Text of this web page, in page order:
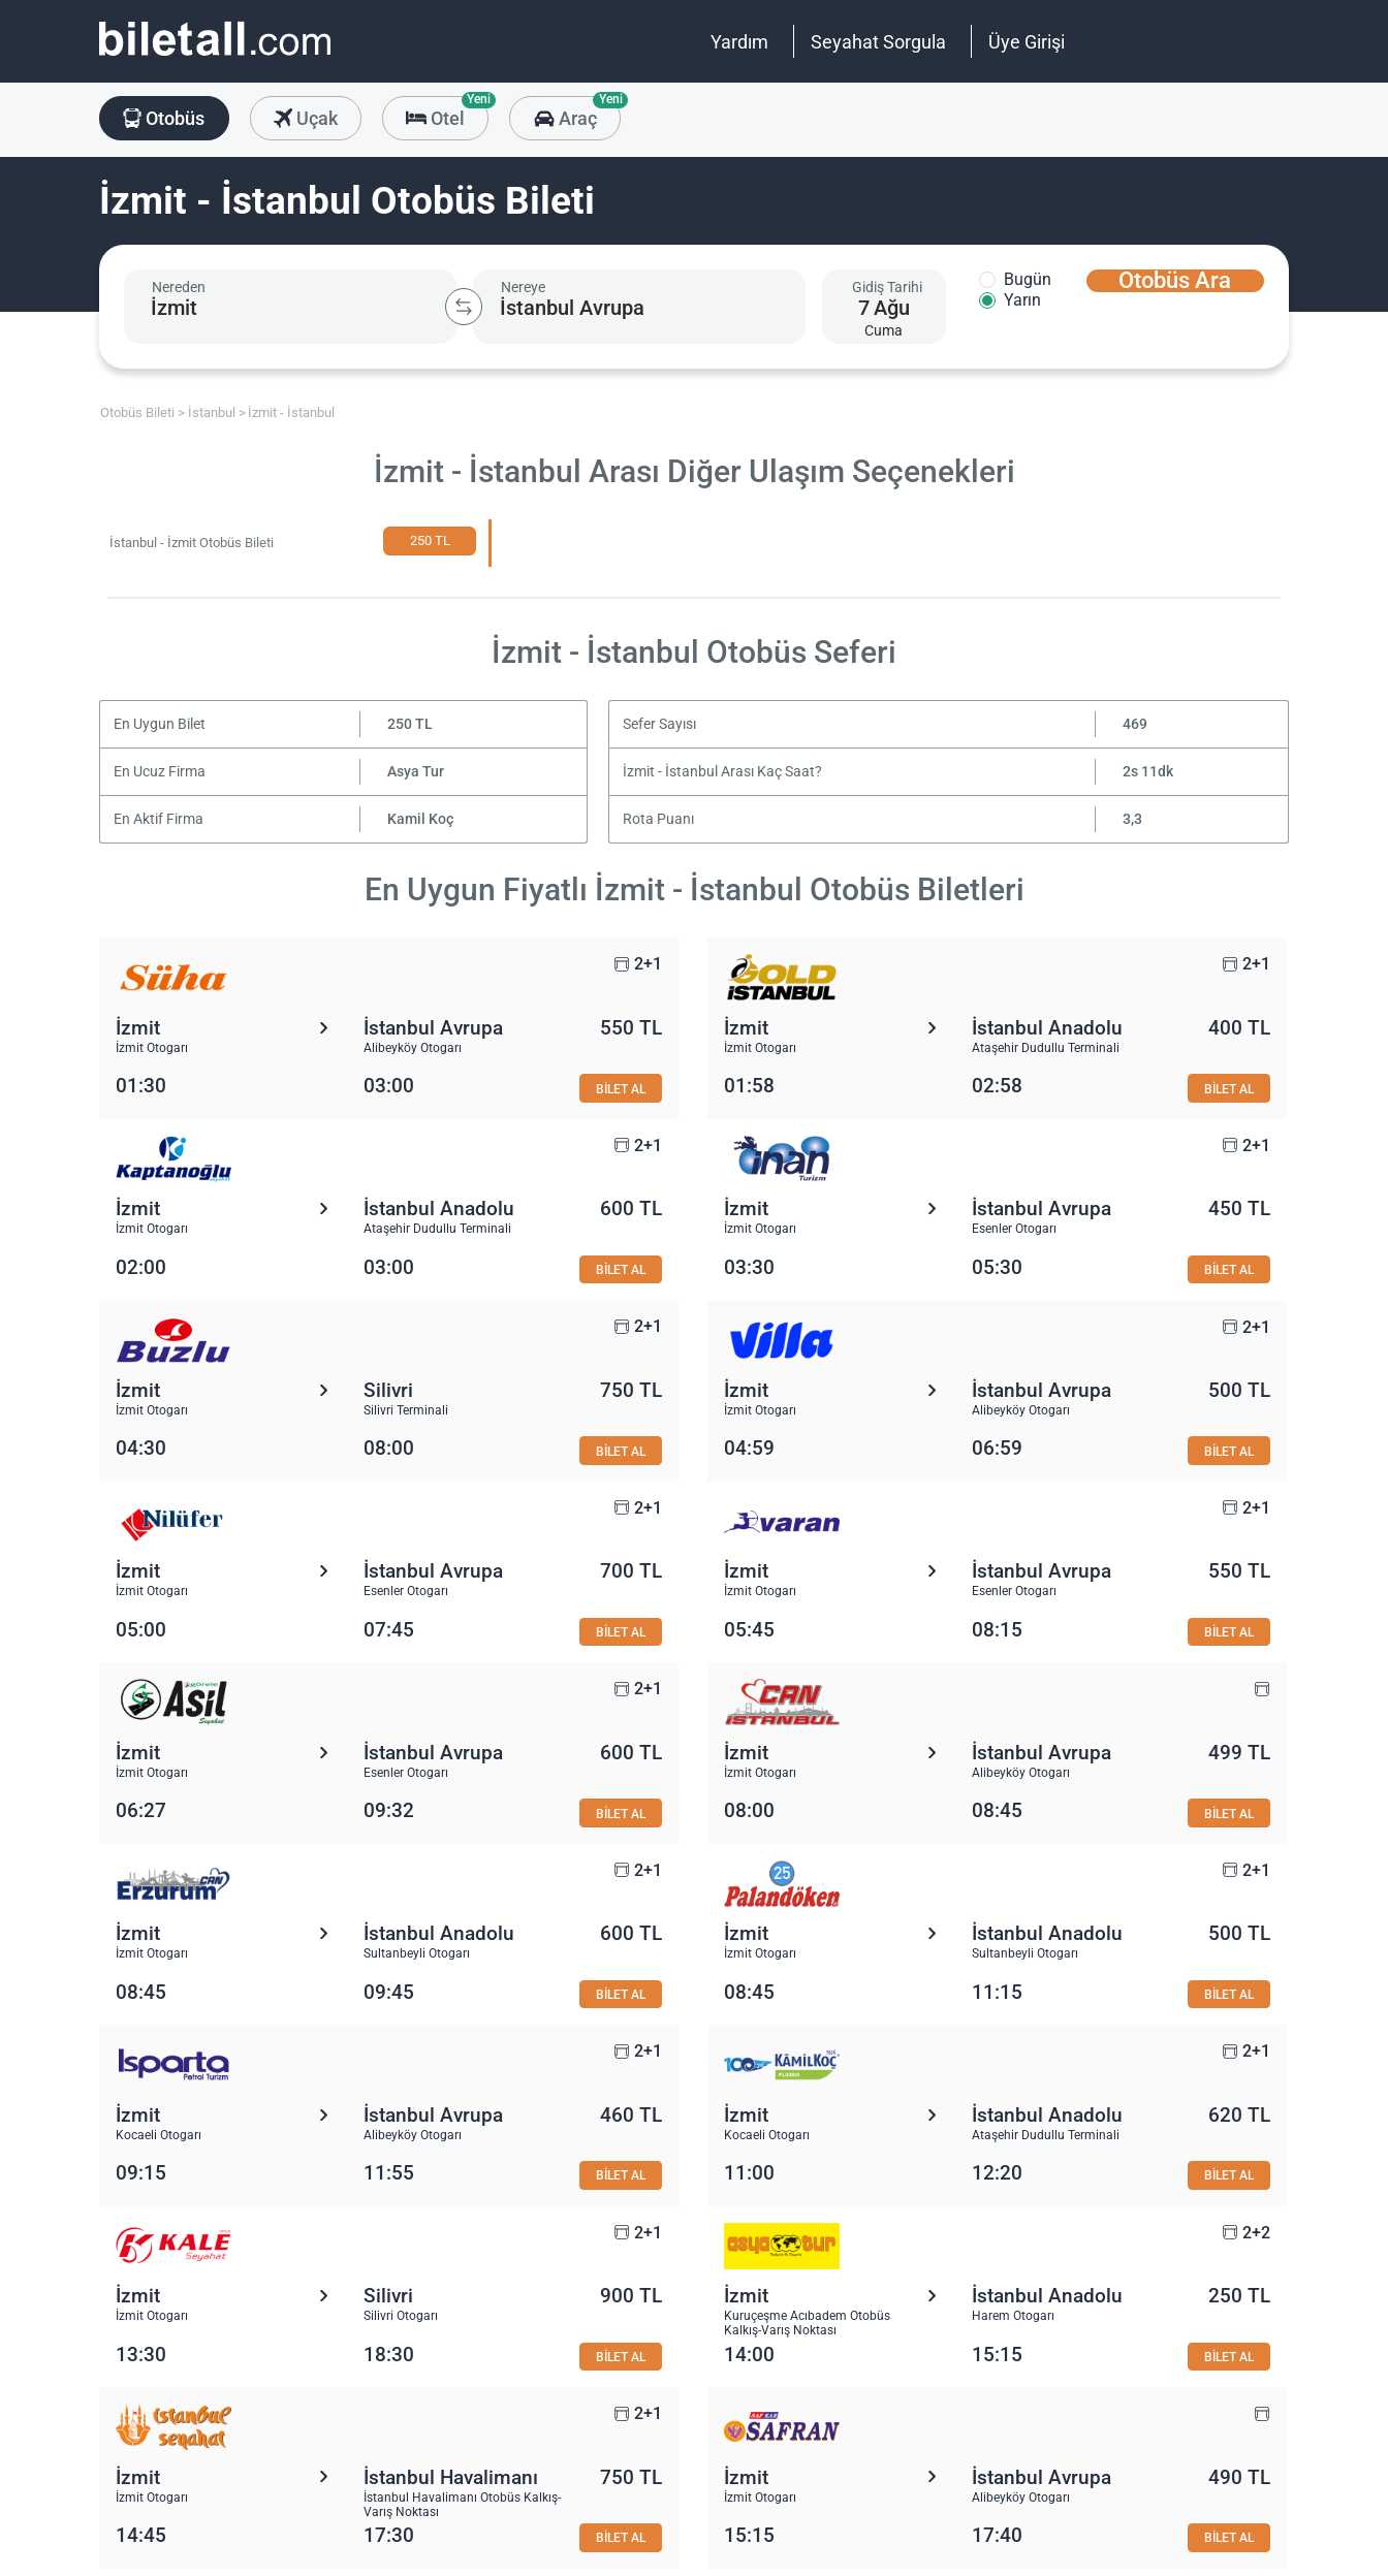
Yardım Seyahat Sorgula Üye Girişi
Otobüs Uçak Otel
Yeni
Araç
Yeni
İzmit - İstanbul Otobüs Bileti
Nereden Nereye Gidiş Tarihi
7Ağu
Cuma
Bugün
Yarın
Otobüs Ara
Otobüs Bileti İstanbul İzmit - İstanbul
İzmit - İstanbul Arası Diğer Ulaşım Seçenekleri
İstanbul - İzmit Otobüs Bileti 250 TL
İzmit - İstanbul Otobüs Seferi
En Uygun Bilet 250 TL Sefer Sayısı 469
En Ucuz Firma Asya Tur İzmit - İstanbul Arası Kaç Saat? 2s 11dk
En Aktif Firma Kamil Koç Rota Puanı 3,3
En Uygun Fiyatlı İzmit - İstanbul Otobüs Biletleri
2+1
İzmit
İzmit Otogarı
İstanbul Avrupa
Alibeyköy Otogarı
550 TL
01:30 03:00 BİLET AL
2+1
İzmit
İzmit Otogarı
İstanbul Anadolu
Ataşehir Dudullu Terminali
400 TL
01:58 02:58 BİLET AL
2+1
İzmit
İzmit Otogarı
İstanbul Anadolu
Ataşehir Dudullu Terminali
600 TL
02:00 03:00 BİLET AL
2+1
İzmit
İzmit Otogarı
İstanbul Avrupa
Esenler Otogarı
450 TL
03:30 05:30 BİLET AL
2+1
İzmit
İzmit Otogarı
Silivri
Silivri Terminali
750 TL
04:30 08:00 BİLET AL
2+1
İzmit
İzmit Otogarı
İstanbul Avrupa
Alibeyköy Otogarı
500 TL
04:59 06:59 BİLET AL
2+1
İzmit
İzmit Otogarı
İstanbul Avrupa
Esenler Otogarı
700 TL
05:00 07:45 BİLET AL
2+1
İzmit
İzmit Otogarı
İstanbul Avrupa
Esenler Otogarı
550 TL
05:45 08:15 BİLET AL
2+1
İzmit
İzmit Otogarı
İstanbul Avrupa
Esenler Otogarı
600 TL
06:27 09:32 BİLET AL
İzmit
İzmit Otogarı
İstanbul Avrupa
Alibeyköy Otogarı
499 TL
08:00 08:45 BİLET AL
2+1
İzmit
İzmit Otogarı
İstanbul Anadolu
Sultanbeyli Otogarı
600 TL
08:45 09:45 BİLET AL
2+1
İzmit
İzmit Otogarı
İstanbul Anadolu
Sultanbeyli Otogarı
500 TL
08:45 11:15 BİLET AL
2+1
İzmit
Kocaeli Otogarı
İstanbul Avrupa
Alibeyköy Otogarı
460 TL
09:15 11:55 BİLET AL
2+1
İzmit
Kocaeli Otogarı
İstanbul Anadolu
Ataşehir Dudullu Terminali
620 TL
11:00 12:20 BİLET AL
2+1
İzmit
İzmit Otogarı
Silivri
Silivri Otogarı
900 TL
13:30 18:30 BİLET AL
2+2
İzmit
Kuruçeşme Acıbadem Otobüs
Kalkış-Varış Noktası
İstanbul Anadolu
Harem Otogarı
250 TL
14:00 15:15 BİLET AL
2+1
İzmit
İzmit Otogarı
İstanbul Havalimanı
İstanbul Havalimanı Otobüs Kalkış-
Varış Noktası
750 TL
14:45 17:30 BİLET AL
İzmit
İzmit Otogarı
İstanbul Avrupa
Alibeyköy Otogarı
490 TL
15:15 17:40 BİLET AL